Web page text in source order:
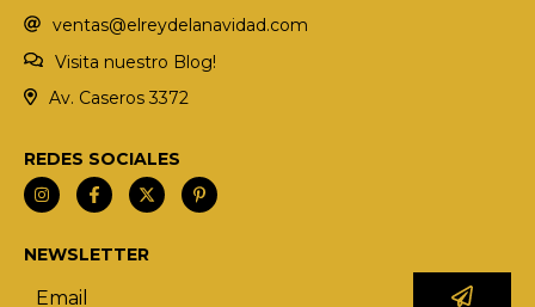
ventas@elreydelanavidad.com
Visita nuestro Blog!
Av. Caseros 3372
REDES SOCIALES
NEWSLETTER